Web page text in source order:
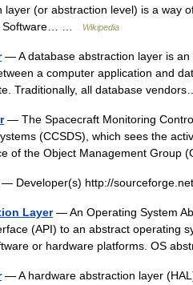
layer (or abstraction level) is a way
Software… …
Wikipedia
— A database abstraction layer is an
a computer application and
Traditionally, all database
— The Spacecraft Monitoring
(CCSDS), which sees the
of the Object Management Group
Developer(s) http://
Layer— An Operating System
(API) to an abstract operating
or hardware platforms. OS
— A hardware abstraction layer